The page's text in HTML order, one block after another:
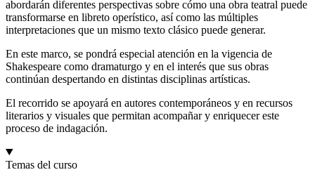
abordarán diferentes perspectivas sobre cómo una obra teatral puede
transformarse en libreto operístico, así como las múltiples
interpretaciones que un mismo texto clásico puede generar.
En este marco, se pondrá especial atención en la vigencia de
Shakespeare como dramaturgo y en el interés que sus obras
continúan despertando en distintas disciplinas artísticas.
El recorrido se apoyará en autores contemporáneos y en recursos
literarios y visuales que permitan acompañar y enriquecer este
proceso de indagación.
Temas del curso